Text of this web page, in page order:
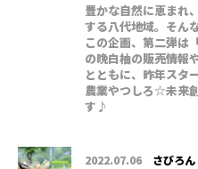
豊かな自然に恵まれ
する八代地域。そん
この企画、第二弾は
の晩白柚の販売情報
とともに、昨年スタ
農業やつしろ☆未来
す♪
2022.07.06 さびろん